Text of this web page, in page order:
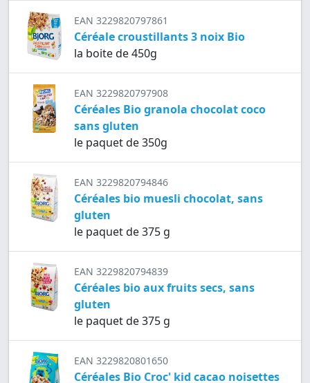
EAN 3229820797861
Céréale croustillants 3 noix Bio
la boite de 450g
EAN 3229820797908
Céréales Bio granola chocolat coco
sans gluten
le paquet de 350g
EAN 3229820794846
Céréales bio muesli chocolat, sans
gluten
le paquet de 375 g
EAN 3229820794839
Céréales bio aux fruits secs, sans
gluten
le paquet de 375 g
EAN 3229820801650
Céréales Bio Croc' kid cacao noisettes